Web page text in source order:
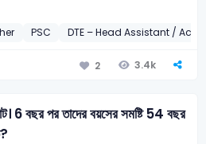
PSC DTE – Head Assistant /
2 3.4k
6 বছর পর তাদের বয়সের সমষ্টি 54 বছর